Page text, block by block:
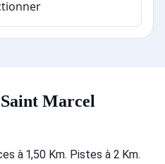
Marcel
à 1,50 Km. Pistes à 2 Km.